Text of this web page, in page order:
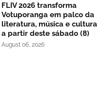
FLIV 2026 transforma
Votuporanga em palco da
literatura, música e cultura
a partir deste sábado (8)
August 06, 2026